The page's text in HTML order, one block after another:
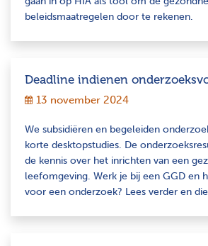
beleidsmaatregelen door te rekenen.
Deadline indienen
13 november 2024
We subsidiëren en begeleiden
korte desktopstudies. De
de kennis over het inrichten van een
leefomgeving. Werk je bij een GGD en
voor een onderzoek? Lees verder en